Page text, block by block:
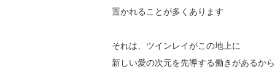
置かれることが多くあります
それは、ツインレイがこの地上に
新しい愛の次元を先導する働きがあるか